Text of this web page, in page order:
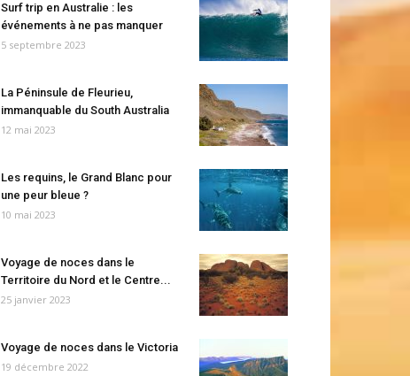
Surf trip en Australie : les
événements à ne pas manquer
5 septembre 2023
La Péninsule de Fleurieu,
immanquable du South Australia
12 mai 2023
Les requins, le Grand Blanc pour
une peur bleue ?
10 mai 2023
Voyage de noces dans le
Territoire du Nord et le Centre...
25 janvier 2023
Voyage de noces dans le Victoria
19 décembre 2022